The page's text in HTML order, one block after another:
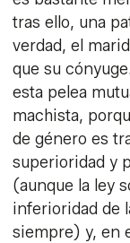
tras ello, una
verdad, el
que su
esta pelea
machista,
de género es
superioridad y
(aunque la ley
inferioridad de
siempre) y, en